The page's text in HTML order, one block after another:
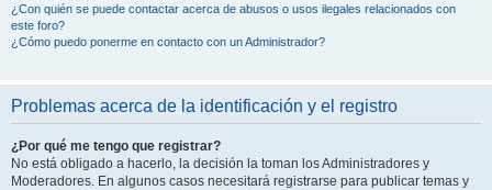
¿Con quién se puede contactar acerca de abusos o usos ilegales relacionados con
este foro?
¿Cómo puedo ponerme en contacto con un Administrador?
Problemas acerca de la identificación y el registro
¿Por qué me tengo que registrar?
No está obligado a hacerlo, la decisión la toman los Administradores y
Moderadores. En algunos casos necesitará registrarse para publicar temas y